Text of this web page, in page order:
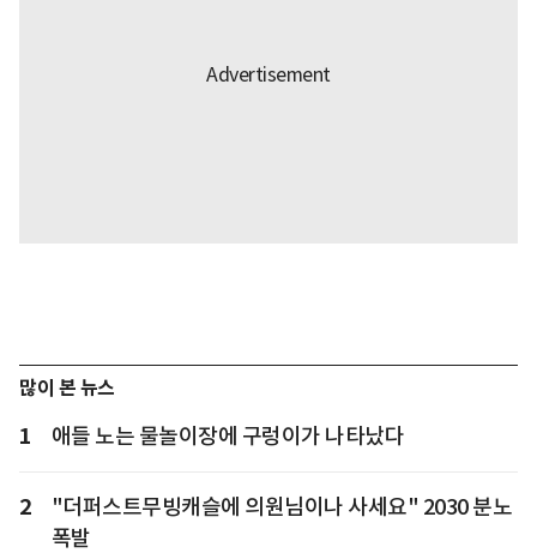
많이 본 뉴스
1 애들 노는 물놀이장에 구렁이가 나타났다
2
"더퍼스트무빙캐슬에 의원님이나 사세요" 2030 분노
폭발